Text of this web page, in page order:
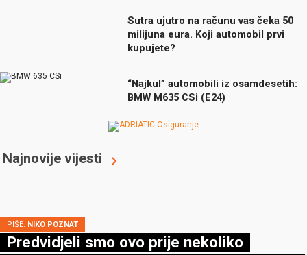
Sutra ujutro na računu vas čeka 50
milijuna eura. Koji automobil prvi
kupujete?
“Najkul” automobili iz osamdesetih:
BMW M635 CSi (E24)
Najnovije vijesti
PIŠE: NIKO POZNAT
Predvidjeli smo ovo prije nekoliko